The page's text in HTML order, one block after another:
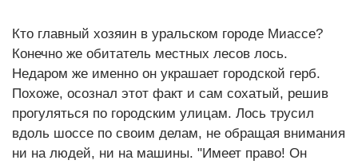
Кто главный хозяин в уральском городе Миассе?
Конечно же обитатель местных лесов лось.
Недаром же именно он украшает городской герб.
Похоже, осознал этот факт и сам сохатый, решив
прогуляться по городским улицам. Лось трусил
вдоль шоссе по своим делам, не обращая внимания
ни на людей, ни на машины. "Имеет право! Он